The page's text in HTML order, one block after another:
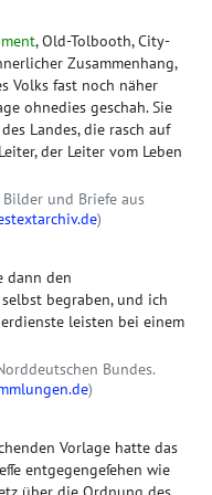
, Old-Tolbooth, City-
Zusammenhang,
Volks fast noch näher
ohnedies geschah. Sie
Landes, die rasch auf
Leiter, der Leiter vom Leben
Bilder und Briefe aus
)
dann den
begraben, und ich
leisten bei einem
Bundes.
)
Vorlage hatte das
entgegengeſehen wie